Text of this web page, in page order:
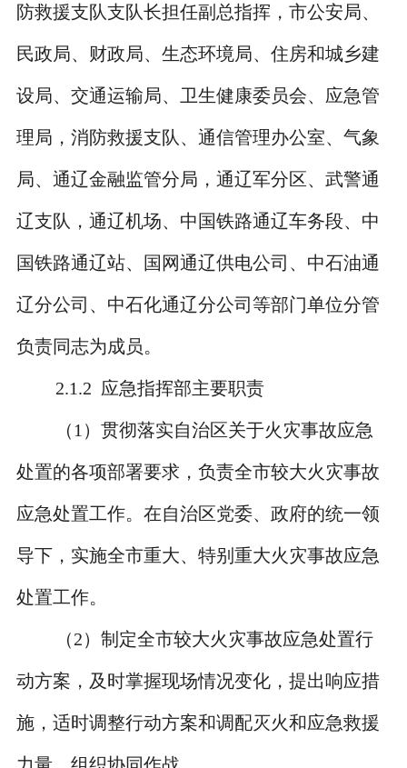
防救援支队支队长担任副总指挥，市公安局、
民政局、财政局、生态环境局、住房和城乡建
设局、交通运输局、卫生健康委员会、应急管
理局，消防救援支队、通信管理办公室、气象
局、通辽金融监管分局，通辽军分区、武警通
辽支队，通辽机场、中国铁路通辽车务段、中
国铁路通辽站、国网通辽供电公司、中石油通
辽分公司、中石化通辽分公司等部门单位分管
负责同志为成员。
2.1.2 应急指挥部主要职责
（1 ）贯彻落实自治区关于火灾事故应急
处置的各项部署要求，负责全市较大火灾事故
应急处置工作。在自治区党委、政府的统一领
导下，实施全市重大、特别重大火灾事故应急
处置工作。
（2）制定全市较大火灾事故应急处置行
动方案，及时掌握现场情况变化，提出响应措
施，适时调整行动方案和调配灭火和应急救援